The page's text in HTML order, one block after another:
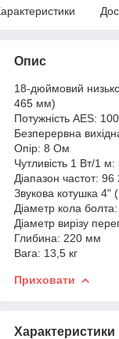
Опис
18-дюймовий
465 мм)
Потужність AES:
Безперервна
Опір: 8 Ом
Чутливість 1 Вт/1
Діапазон частот:
Звукова котушка 4"
Діаметр кола
Діаметр вирізу
Глибина: 220 мм
Вага: 13,5 кг
Приховати
Характеристики